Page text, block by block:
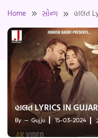
Home સોન્ગ હાલત
હાલત LYRICS IN
By Gujju 15-03-2024